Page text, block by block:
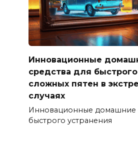
Инновационные
средства для
сложных пятен в
случаях
Инновационные домашние
быстрого устранения